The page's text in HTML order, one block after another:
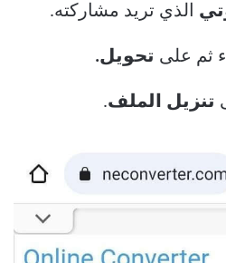
الذي تريد مشاركته.
ثم على تحويل.
تنزيل الملف.